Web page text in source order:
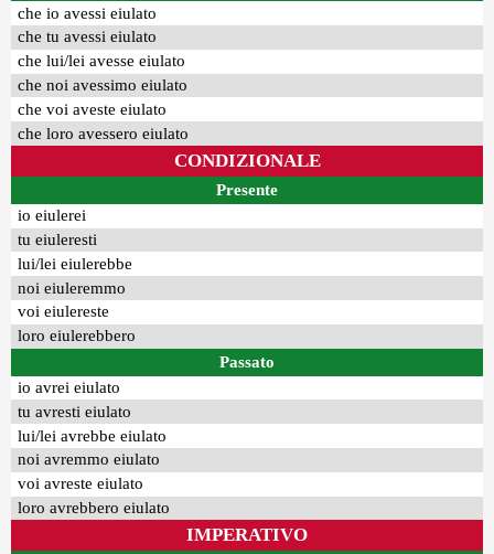
che io avessi eiulato
che tu avessi eiulato
che lui/lei avesse eiulato
che noi avessimo eiulato
che voi aveste eiulato
che loro avessero eiulato
CONDIZIONALE
Presente
io eiulerei
tu eiuleresti
lui/lei eiulerebbe
noi eiuleremmo
voi eiulereste
loro eiulerebbero
Passato
io avrei eiulato
tu avresti eiulato
lui/lei avrebbe eiulato
noi avremmo eiulato
voi avreste eiulato
loro avrebbero eiulato
IMPERATIVO